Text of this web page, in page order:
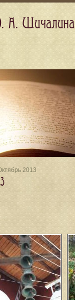
2013
А. Шичалина